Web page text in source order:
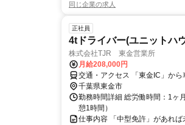
同じ企業の求人
正社員
4tドライバー(ユニットハ
株式会社TJR 東金営業所
月給208,000円
交通・アクセス 「東金IC」から
千葉県東金市
勤務時間詳細 総労働時間：1ヶ
憩1時間）
仕事内容 「中型免許」があれ